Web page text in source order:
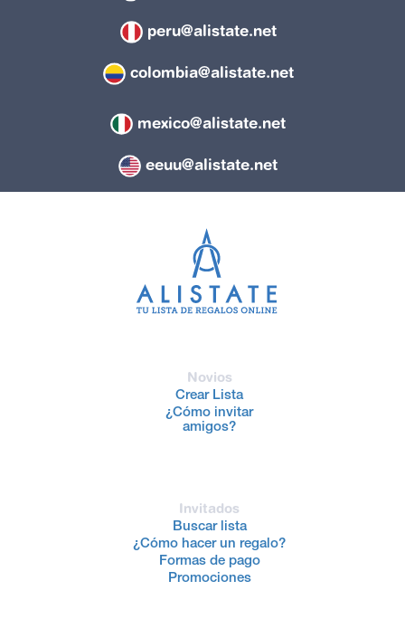
peru@alistate.net
colombia@alistate.net
mexico@alistate.net
eeuu@alistate.net
Novios
Crear Lista
¿Cómo invitar
amigos?
Invitados
Buscar lista
¿Cómo hacer un regalo?
Formas de pago
Promociones